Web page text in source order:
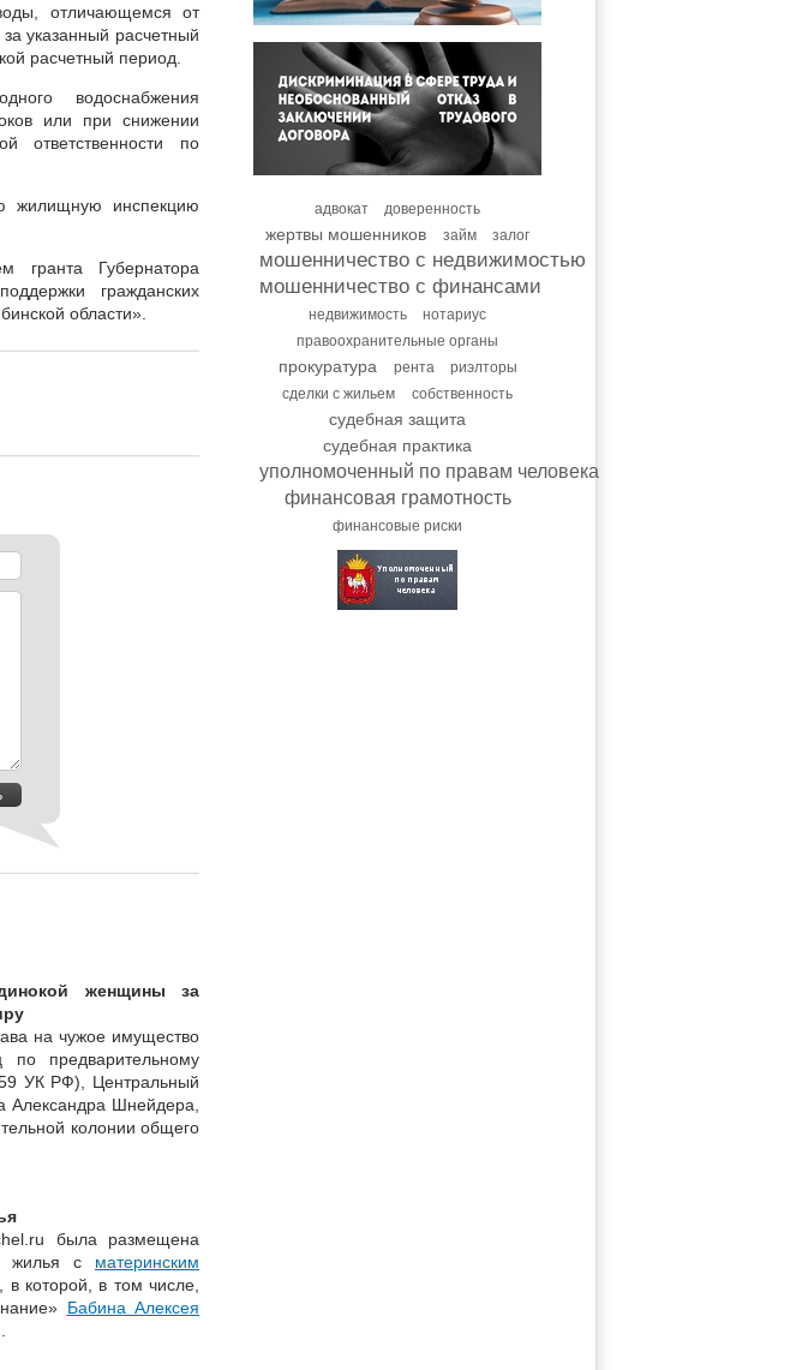
отличающемся от
указанный расчетный
расчетный период.
водоснабжения
или при снижении
ответственности по
жилищную инспекцию
гранта Губернатора
гражданских
области».
женщины за
на чужое имущество
предварительному
УК РФ), Центральный
Александра Шнейдера,
колонии общего
была размещена
жилья с материнским
, в которой, в том числе,
Бабина Алексея
адвокат доверенность
жертвы мошенников займ залог
мошенничество с недвижимостью
мошенничество с финансами
недвижимость
нотариус
правоохранительные органы
прокуратура рента
риэлторы
сделки с жильем
собственность
судебная защита
судебная практика
уполномоченный по правам человека
финансовая грамотность
финансовые риски